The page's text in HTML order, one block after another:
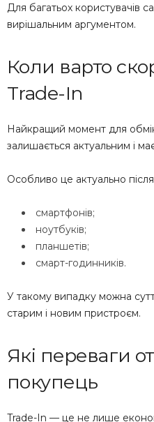
Для багатьох користувачів
вирішальним аргументом.
Коли варто
Trade-In
Найкращий момент для
залишається актуальним і
Особливо це актуально
смартфонів;
ноутбуків;
планшетів;
смарт-годинників.
У такому випадку можна
старим і новим пристроєм.
Які переваги
покупець
Trade-In — це не лише